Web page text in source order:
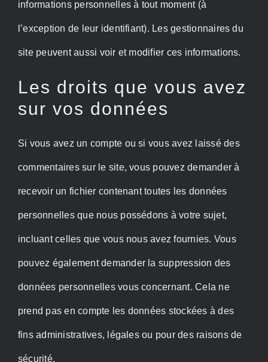
informations personnelles à tout moment (à
l’exception de leur identifiant). Les gestionnaires du
site peuvent aussi voir et modifier ces informations.
Les droits que vous avez
sur vos données
Si vous avez un compte ou si vous avez laissé des
commentaires sur le site, vous pouvez demander à
recevoir un fichier contenant toutes les données
personnelles que nous possédons à votre sujet,
incluant celles que vous nous avez fournies. Vous
pouvez également demander la suppression des
données personnelles vous concernant. Cela ne
prend pas en compte les données stockées à des
fins administratives, légales ou pour des raisons de
sécurité.